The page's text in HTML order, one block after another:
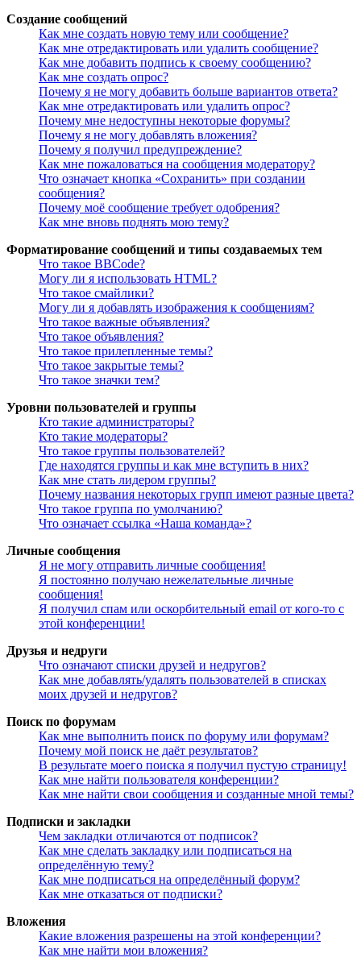
Создание сообщений
Как мне создать новую тему или сообщение?
Как мне отредактировать или удалить сообщение?
Как мне добавить подпись к своему сообщению?
Как мне создать опрос?
Почему я не могу добавить больше вариантов ответа?
Как мне отредактировать или удалить опрос?
Почему мне недоступны некоторые форумы?
Почему я не могу добавлять вложения?
Почему я получил предупреждение?
Как мне пожаловаться на сообщения модератору?
Что означает кнопка «Сохранить» при создании
сообщения?
Почему моё сообщение требует одобрения?
Как мне вновь поднять мою тему?
Форматирование сообщений и типы создаваемых тем
Что такое BBCode?
Могу ли я использовать HTML?
Что такое смайлики?
Могу ли я добавлять изображения к сообщениям?
Что такое важные объявления?
Что такое объявления?
Что такое прилепленные темы?
Что такое закрытые темы?
Что такое значки тем?
Уровни пользователей и группы
Кто такие администраторы?
Кто такие модераторы?
Что такое группы пользователей?
Где находятся группы и как мне вступить в них?
Как мне стать лидером группы?
Почему названия некоторых групп имеют разные цвета?
Что такое группа по умолчанию?
Что означает ссылка «Наша команда»?
Личные сообщения
Я не могу отправить личные сообщения!
Я постоянно получаю нежелательные личные
сообщения!
Я получил спам или оскорбительный email от кого-то с
этой конференции!
Друзья и недруги
Что означают списки друзей и недругов?
Как мне добавлять/удалять пользователей в списках
моих друзей и недругов?
Поиск по форумам
Как мне выполнить поиск по форуму или форумам?
Почему мой поиск не даёт результатов?
В результате моего поиска я получил пустую страницу!
Как мне найти пользователя конференции?
Как мне найти свои сообщения и созданные мной темы?
Подписки и закладки
Чем закладки отличаются от подписок?
Как мне сделать закладку или подписаться на
определённую тему?
Как мне подписаться на определённый форум?
Как мне отказаться от подписки?
Вложения
Какие вложения разрешены на этой конференции?
Как мне найти мои вложения?